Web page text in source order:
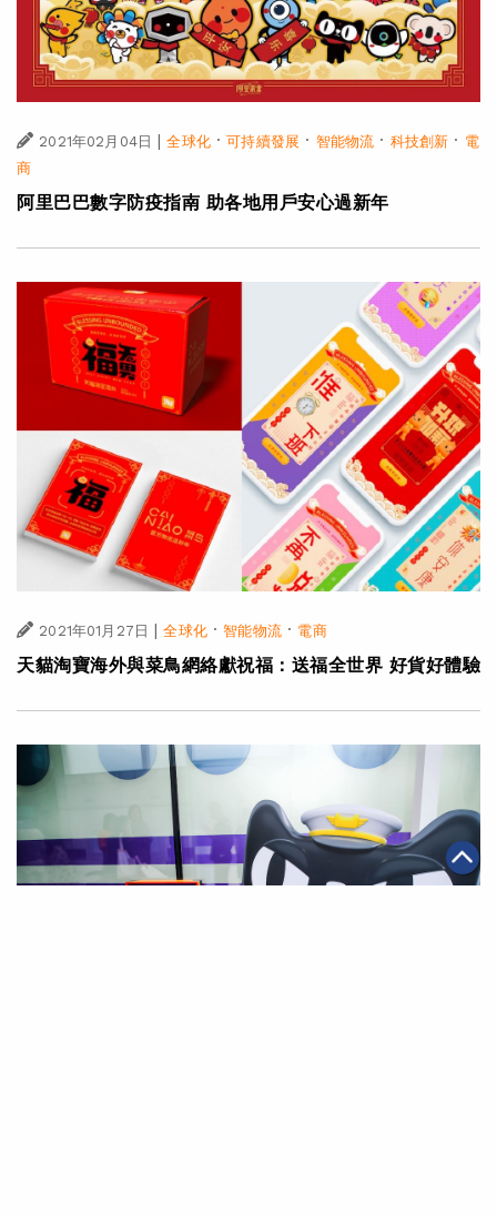
2021年02月04日 | 全球化·可持續發展 · 智能物流 · 科技創新 · 電
商
阿里巴巴數字防疫指南 助各地用戶安心過新年
2021年01月27日 | 全球化·智能物流· 電商
天貓淘寶海外與菜鳥網絡獻祝福：送福全世界 好貨好體驗